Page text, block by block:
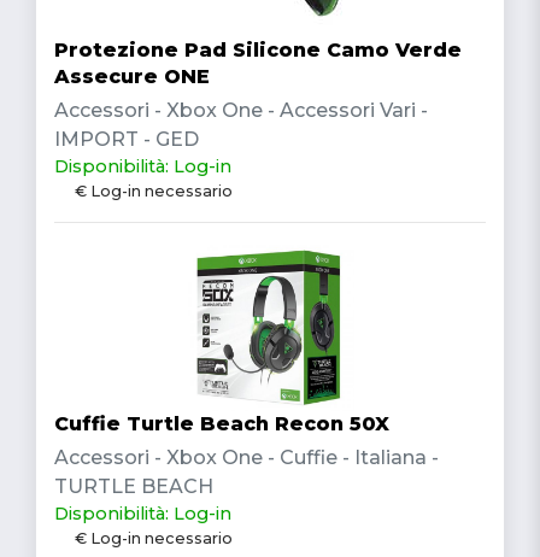
Protezione Pad Silicone Camo Verde
Assecure ONE
Accessori - Xbox One - Accessori Vari -
IMPORT - GED
Disponibilità: Log-in
€ Log-in necessario
Cuffie Turtle Beach Recon 50X
Accessori - Xbox One - Cuffie - Italiana -
TURTLE BEACH
Disponibilità: Log-in
€ Log-in necessario